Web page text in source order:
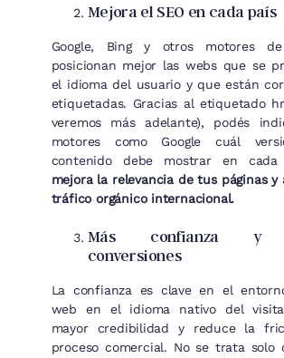
Mejora el SEO en cada país
Google, Bing y otros motores de
posicionan mejor las webs que se
el idioma del usuario y que están
etiquetadas. Gracias al etiquetado
veremos más adelante), podés
motores como Google cuál
contenido debe mostrar en
mejora la relevancia de tus páginas
tráfico orgánico internacional.
Más confianza y
conversiones
La confianza es clave en el
web en el idioma nativo del
mayor credibilidad y reduce la
proceso comercial. No se trata solo